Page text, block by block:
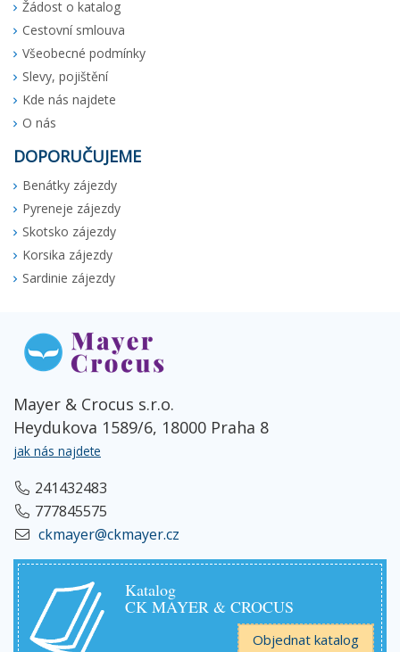
Žádost o katalog
Cestovní smlouva
Všeobecné podmínky
Slevy, pojištění
Kde nás najdete
O nás
DOPORUČUJEME
Benátky zájezdy
Pyreneje zájezdy
Skotsko zájezdy
Korsika zájezdy
Sardinie zájezdy
Mayer & Crocus s.r.o.
Heydukova 1589/6, 18000 Praha 8
jak nás najdete
241432483
777845575
ckmayer@ckmayer.cz
Katalog
CK MAYER & CROCUS
Objednat katalog